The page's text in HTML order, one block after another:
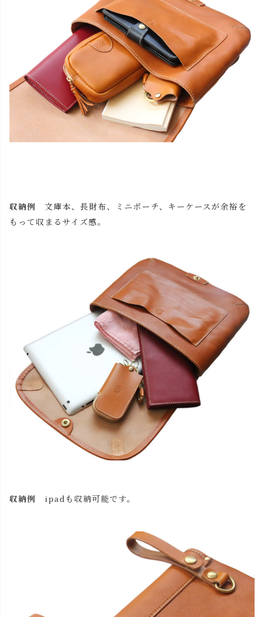
収納例 文庫本、長財布、ミニポーチ、キーケースが余裕を
もって収まるサイズ感。
収納例 ipadも収納可能です。